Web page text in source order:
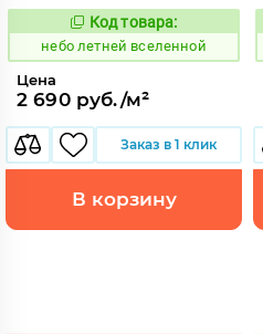
1115263
Код товара:
небо летней вселенной
Цена
2 690 руб./м²
Заказ в 1 клик
В корзину